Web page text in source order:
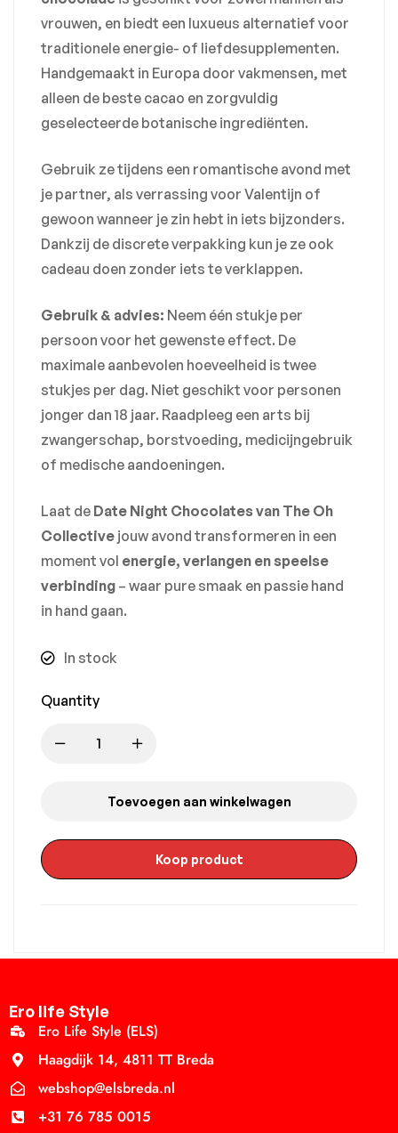
vrouwen, en biedt een luxueus alternatief voor
traditionele energie- of liefdesupplementen.
Handgemaakt in Europa door vakmensen, met
alleen de beste cacao en zorgvuldig
geselecteerde botanische ingrediënten.
Gebruik ze tijdens een romantische avond met
je partner, als verrassing voor Valentijn of
gewoon wanneer je zin hebt in iets bijzonders.
Dankzij de discrete verpakking kun je ze ook
cadeau doen zonder iets te verklappen.
Gebruik & advies: Neem één stukje per
persoon voor het gewenste effect. De
maximale aanbevolen hoeveelheid is twee
stukjes per dag. Niet geschikt voor personen
jonger dan 18 jaar. Raadpleeg een arts bij
zwangerschap, borstvoeding, medicijngebruik
of medische aandoeningen.
Laat de Date Night Chocolates van The Oh
Collective jouw avond transformeren in een
moment vol energie, verlangen en speelse
verbinding – waar pure smaak en passie hand
in hand gaan.
In stock
Quantity
Toevoegen aan winkelwagen
Koop product
Ero life Style
Ero Life Style (ELS)
Haagdijk 14, 4811 TT Breda
webshop@elsbreda.nl
+31 76 785 0015